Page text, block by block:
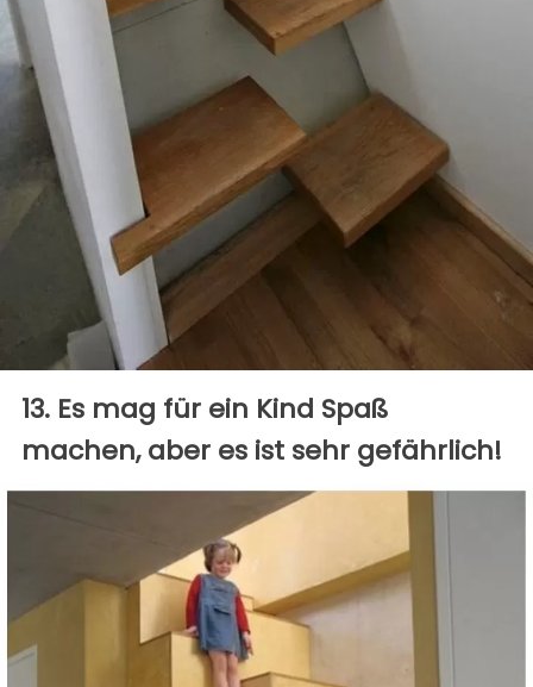
13. Es mag für ein Kind Spaß
machen, aber es ist sehr gefährlich!